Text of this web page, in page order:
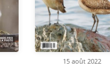
15 août 2022